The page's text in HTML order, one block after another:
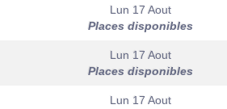
Lun 17 Aout
Places disponibles
Lun 17 Aout
Places disponibles
Lun 17 Aout